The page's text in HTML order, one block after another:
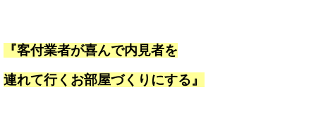
『客付業者が喜んで内見者を
連れて行くお部屋づくりにする』